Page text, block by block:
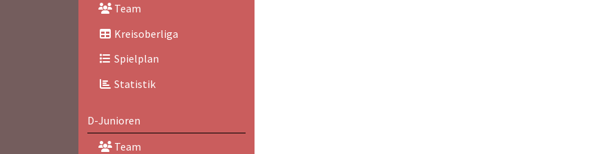
Team
Kreisoberliga
Spielplan
Statistik
D-Junioren
Team